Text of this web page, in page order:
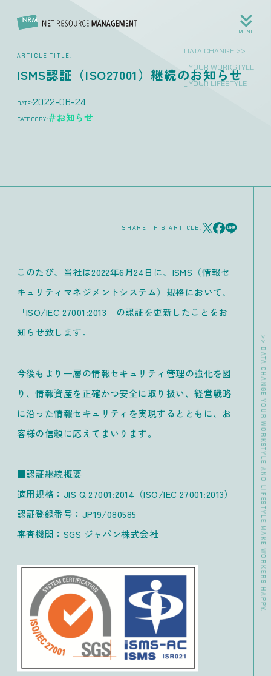
MENU
ARTICLE TITLE:
ISMS認証（ISO27001）継続のお知らせ
DATE:2022-06-24
CATEGORY:＃お知らせ
DATA CHANGE >>
_ YOUR WORKST
_ YOUR LIFEST
>> DATA CHANGE YOUR WORKSTYLE AND LIFESTYLE MAKE WORKERS HAPPY.
_ SHARE THIS ARTICLE:
このたび、当社は2022年6月24日に、ISMS（情報セ
キュリティマネジメントシステム）規格において、
「ISO/IEC 27001:2013」の認証を更新したことをお
知らせ致します。
今後もより一層の情報セキュリティ管理の強化を図
り、情報資産を正確かつ安全に取り扱い、経営戦略
に沿った情報セキュリティを実現するとともに、お
客様の信頼に応えてまいります。
■認証継続概要
適用規格：JIS Q 27001:2014（ISO/IEC 27001:2013）
認証登録番号：JP19/080585
審査機関：SGS ジャパン株式会社